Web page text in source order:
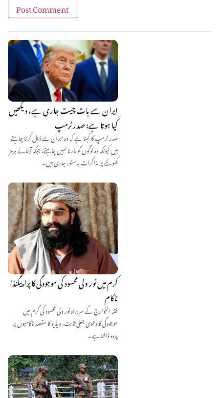
ایران سے بات چیت جاری ہے، دیکھیں
کیا ہوتا ہے: صدر ٹرمپ
صدر ٹرمپ کا کہنا ہے کہ وہ ایران سے ڈیل کرنا چاہتے
ہیں کیونکہ وہ لوگوں کو مارنا نہیں چاہتے، جبکہ آبنائے ہرمز
کھولنے پر مذاکرات بدستور جاری ہیں۔
کرم میں نور ولی محسود کی موجودگی کا پراپیگنڈا
ناکام
فتنہ الخوارج کے سربراہ نور ولی محسود کی کرم میں
موجودگی کا دعویٰ جعلی ثابت، ویڈیو کا مقصد ناکامیوں پر
پردہ ڈالنا ہے۔